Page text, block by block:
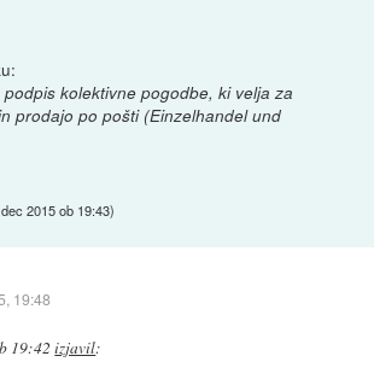
kolektivne pogodbe, ki velja za
prodajo po pošti (Einzelhandel und
2015 ob 19:43)
19:48
19:42 izjavil: